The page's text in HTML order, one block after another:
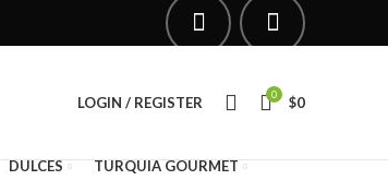
LOGIN / REGISTER 0 $0
DULCES TURQUIA GOURMET